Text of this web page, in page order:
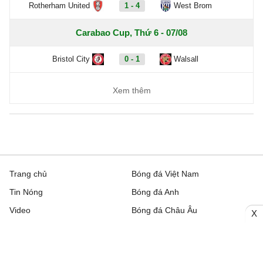
Rotherham United 1 - 4 West Brom
Carabao Cup, Thứ 6 - 07/08
Bristol City 0 - 1 Walsall
Xem thêm
Trang chủ
Tin Nóng
Video
Bóng đá Việt Nam
Bóng đá Anh
Bóng đá Châu Âu
X